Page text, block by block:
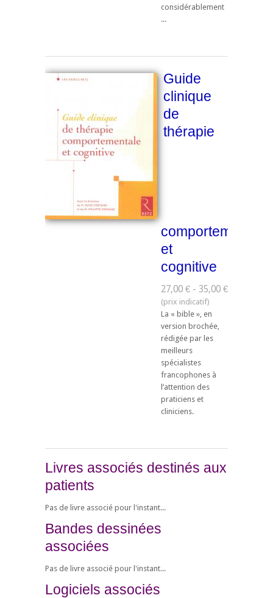
considérablement
...
Guide
clinique
de
thérapie
comportementale
et
cognitive
27,00 € - 35,00 €
La « bible », en
version brochée,
rédigée par les
meilleurs
spécialistes
francophones à
l’attention des
praticiens et
cliniciens.
Livres associés destinés aux
patients
Pas de livre associé pour l'instant...
Bandes dessinées
associées
Pas de livre associé pour l'instant...
Logiciels associés